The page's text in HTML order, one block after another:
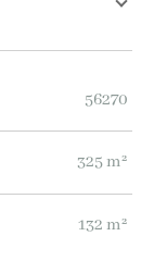
56270
325 m²
132 m²